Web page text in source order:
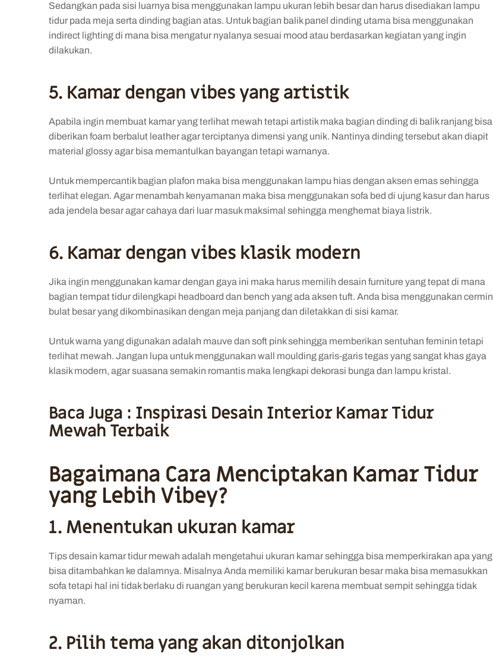
Sedangkan pada sisi luarnya bisa menggunakan lampu ukuran lebih besar dan harus disediakan lampu
tidur pada meja serta dinding bagian atas. Untuk bagian balik panel dinding utama bisa menggunakan
indirect lighting di mana bisa mengatur nyalanya sesuai mood atau berdasarkan kegiatan yang ingin
dilakukan.
5. Kamar dengan vibes yang artistik
Apabila ingin membuat kamar yang terlihat mewah tetapi artistik maka bagian dinding di balik ranjang bisa
diberikan foam berbalut leather agar terciptanya dimensi yang unik. Nantinya dinding tersebut akan diapit
material glossy agar bisa memantulkan bayangan tetapi warnanya.
Untuk mempercantik bagian plafon maka bisa menggunakan lampu hias dengan aksen emas sehingga
terlihat elegan. Agar menambah kenyamanan maka bisa menggunakan sofa bed di ujung kasur dan harus
ada jendela besar agar cahaya dari luar masuk maksimal sehingga menghemat biaya listrik.
6. Kamar dengan vibes klasik modern
Jika ingin menggunakan kamar dengan gaya ini maka harus memilih desain furniture yang tepat di mana
bagian tempat tidur dilengkapi headboard dan bench yang ada aksen tuft. Anda bisa menggunakan cermin
bulat besar yang dikombinasikan dengan meja panjang dan diletakkan di sisi kamar.
Untuk warna yang digunakan adalah mauve dan soft pink sehingga memberikan sentuhan feminin tetapi
terlihat mewah. Jangan lupa untuk menggunakan wall moulding garis-garis tegas yang sangat khas gaya
klasik modern, agar suasana semakin romantis maka lengkapi dekorasi bunga dan lampu kristal.
Baca Juga : Inspirasi Desain Interior Kamar Tidur
Mewah Terbaik
Bagaimana Cara Menciptakan Kamar Tidur
yang Lebih Vibey?
1. Menentukan ukuran kamar
Tips desain kamar tidur mewah adalah mengetahui ukuran kamar sehingga bisa memperkirakan apa yang
bisa ditambahkan ke dalamnya. Misalnya Anda memiliki kamar berukuran besar maka bisa memasukkan
sofa tetapi hal ini tidak berlaku di ruangan yang berukuran kecil karena membuat sempit sehingga tidak
nyaman.
2. Pilih tema yang akan ditonjolkan